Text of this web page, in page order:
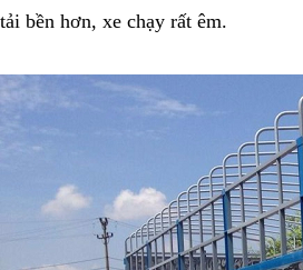
tải bền hơn, xe chạy rất êm.